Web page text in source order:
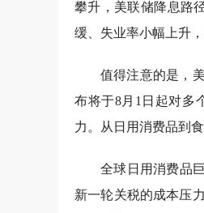
攀升，美联储降息路
缓、失业率小幅上升
值得注意的是，
布将于8月1日起对多
力。从日用消费品到
全球日用消费品
新一轮关税的成本压